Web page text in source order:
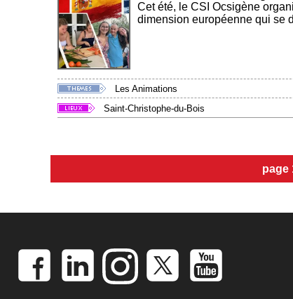
Cet été, le CSI Ocsigène
dimension européenne qui se
Les Animations
Saint-Christophe-du-Bois
page